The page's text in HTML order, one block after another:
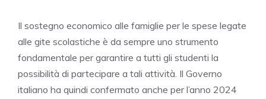
Il sostegno economico alle famiglie per le spese legate
alle gite scolastiche è da sempre uno strumento
fondamentale per garantire a tutti gli studenti la
possibilità di partecipare a tali attività. Il Governo
italiano ha quindi confermato anche per l’anno 2024